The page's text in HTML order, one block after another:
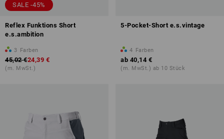
SALE -45%
Reflex Funktions Short
e.s.ambition
3 Farben
45,02 €24,39 €
(m. MwSt.)
5-Pocket-Short e.s.vintage
4 Farben
ab 40,14 €
(m. MwSt.) ab 10 Stück